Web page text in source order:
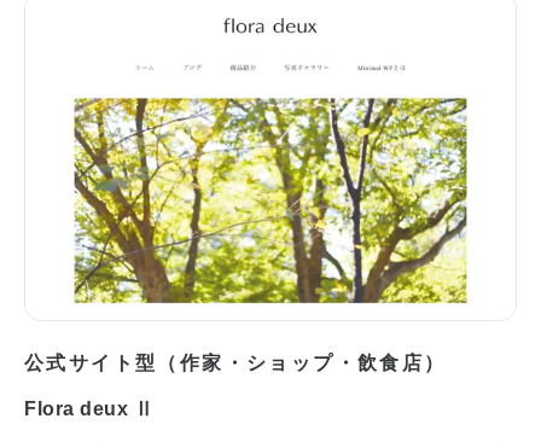
公式サイト型（作家・ショップ・飲食店）
Flora deux Ⅱ